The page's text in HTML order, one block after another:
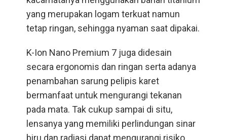
yang merupakan logam terkuat namun
tetap ringan, sehingga nyaman saat dipakai.
K-Ion Nano Premium 7 juga didesain
secara ergonomis dan ringan serta adanya
penambahan sarung pelipis karet
bermanfaat untuk mengurangi tekanan
pada mata. Tak cukup sampai di situ,
lensanya yang memiliki perlindungan sinar
biru dan radiasi dapat mengurangi risiko